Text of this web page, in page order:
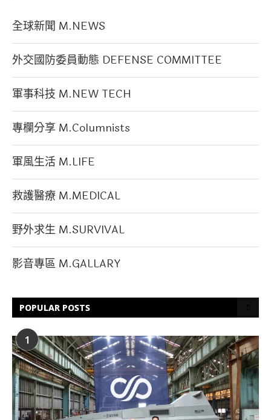
全球新聞 M.NEWS
外交國防委員動態 DEFENSE COMMITTEE
軍事科技 M.NEW TECH
專欄分享 M.Columnists
軍風生活 M.LIFE
救護醫療 M.MEDICAL
野外求生 M.SURVIVAL
影音專區 M.GALLARY
POPULAR POSTS
1